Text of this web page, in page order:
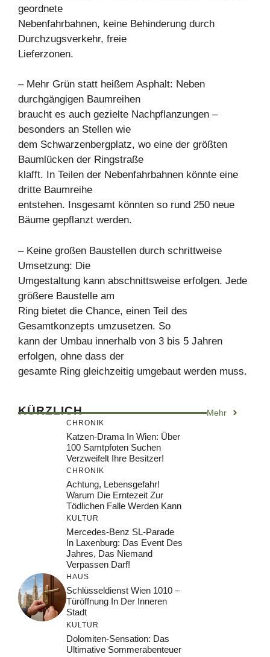
geordnete
Nebenfahrbahnen, keine Behinderung durch
Durchzugsverkehr, freie
Lieferzonen.
– Mehr Grün statt heißem Asphalt: Neben
durchgängigen Baumreihen
braucht es auch gezielte Nachpflanzungen –
besonders an Stellen wie
dem Schwarzenbergplatz, wo eine der größten
Baumlücken der Ringstraße
klafft. In Teilen der Nebenfahrbahnen könnte eine
dritte Baumreihe
entstehen. Insgesamt könnten so rund 250 neue
Bäume gepflanzt werden.
– Keine großen Baustellen durch schrittweise
Umsetzung: Die
Umgestaltung kann abschnittsweise erfolgen. Jede
größere Baustelle am
Ring bietet die Chance, einen Teil des
Gesamtkonzepts umzusetzen. So
kann der Umbau innerhalb von 3 bis 5 Jahren
erfolgen, ohne dass der
gesamte Ring gleichzeitig umgebaut werden muss.
KÜRZLICH Mehr
CHRONIK
Katzen-Drama In Wien: Über
100 Samtpfoten Suchen
Verzweifelt Ihre Besitzer!
CHRONIK
Achtung, Lebensgefahr!
Warum Die Erntezeit Zur
Tödlichen Falle Werden Kann
KULTUR
Mercedes-Benz SL-Parade
In Laxenburg: Das Event Des
Jahres, Das Niemand
Verpassen Darf!
HAUS
Schlüsseldienst Wien 1010 –
Türöffnung In Der Inneren
Stadt
KULTUR
Dolomiten-Sensation: Das
Ultimative Sommerabenteuer